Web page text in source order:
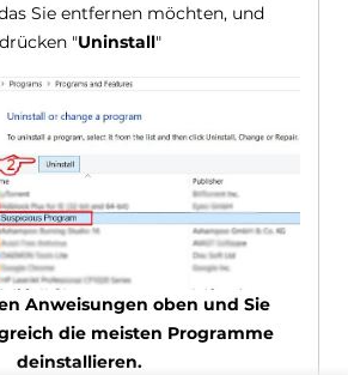
Sie entfernen möchten, und
drücken "Uninstall"
Anweisungen oben und Sie
die meisten Programme
deinstallieren.